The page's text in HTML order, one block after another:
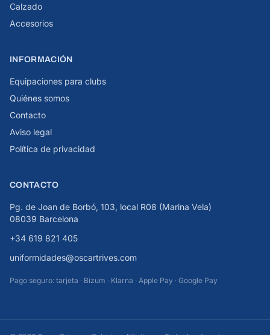
Calzado
Accesorios
INFORMACIÓN
Equipaciones para clubs
Quiénes somos
Contacto
Aviso legal
Política de privacidad
CONTACTO
Pg. de Joan de Borbó, 103, local R08 (Marina Vela)
08039 Barcelona
+34 619 821 405
uniformidades@oscartrives.com
Pago seguro: tarjeta · Bizum · Klarna · Apple Pay · Google Pay